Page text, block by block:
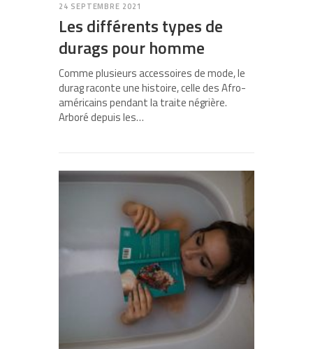
24 SEPTEMBRE 2021
Les différents types de
durags pour homme
Comme plusieurs accessoires de mode, le
durag raconte une histoire, celle des Afro-
américains pendant la traite négrière.
Arboré depuis les…